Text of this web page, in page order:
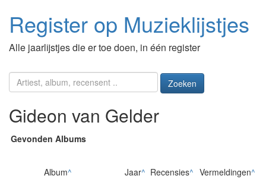
Register op Muzieklijstjes
Alle jaarlijstjes die er toe doen, in één register
Zoeken
Gideon van Gelder
Gevonden Albums
Album^ Jaar^ Recensies^ Vermeldingen^